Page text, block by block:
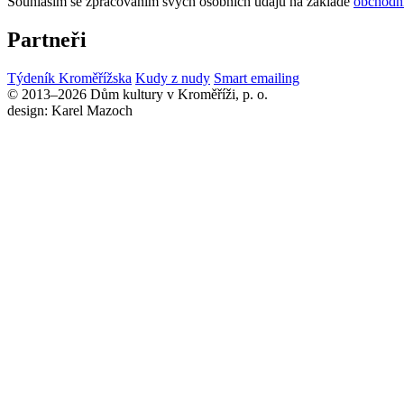
Partneři
Týdeník Kroměřížska Kudy z nudy Smart emailing
© 2013–2026 Dům kultury v Kroměříži, p. o.
design: Karel Mazoch